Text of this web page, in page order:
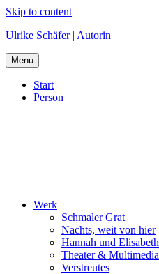
Skip to content
Ulrike Schäfer | Autorin
Menu
Start
Person
Werk
Schmaler Grat
Nachts, weit von hier
Hannah und Elisabeth
Theater & Multimedia
Verstreutes